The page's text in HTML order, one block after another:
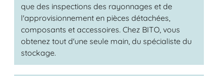
que des inspections des rayonnages et de
l'approvisionnement en pièces détachées,
composants et accessoires. Chez BITO, vous
obtenez tout d'une seule main, du spécialiste du
stockage.